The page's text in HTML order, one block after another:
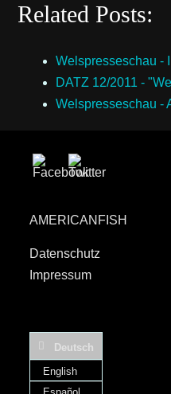
Related Posts:
Welspresseschau -
DATZ 12/2011 -
Welspresseschau -
AMERICANFISH
Datenschutz
Impressum
Deutsch
English